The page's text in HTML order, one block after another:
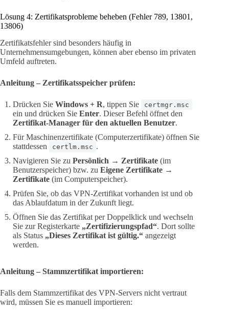
Lösung 4: Zertifikatsprobleme beheben (Fehler 789, 13801,
13806)
Zertifikatsfehler sind besonders häufig in
Unternehmensumgebungen, können aber ebenso im privaten
Umfeld auftreten.
Anleitung – Zertifikatsspeicher prüfen:
Drücken Sie Windows + R, tippen Sie certmgr.msc
ein und drücken Sie Enter. Dieser Befehl öffnet den
Zertifikat-Manager für den aktuellen Benutzer.
Für Maschinenzertifikate (Computerzertifikate) öffnen Sie
stattdessen
certlm.msc .
Navigieren Sie zu Persönlich → Zertifikate (im
Benutzerspeicher) bzw. zu Eigene Zertifikate →
Zertifikate (im Computerspeicher).
Prüfen Sie, ob das VPN-Zertifikat vorhanden ist und ob
das Ablaufdatum in der Zukunft liegt.
Öffnen Sie das Zertifikat per Doppelklick und wechseln
Sie zur Registerkarte „Zertifizierungspfad“. Dort sollte
als Status „Dieses Zertifikat ist gültig.“ angezeigt
werden.
Anleitung – Stammzertifikat importieren:
Falls dem Stammzertifikat des VPN-Servers nicht vertraut
wird, müssen Sie es manuell importieren: